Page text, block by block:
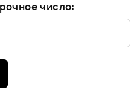
число: